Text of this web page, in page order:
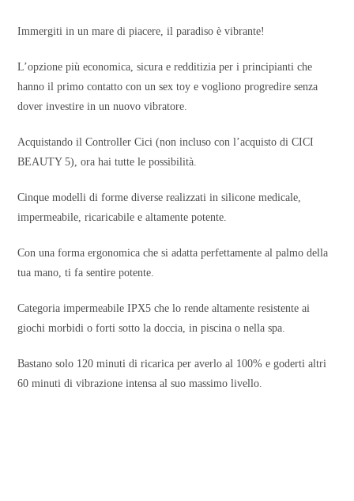
Immergiti in un mare di piacere, il paradiso è vibrante!
L’opzione più economica, sicura e redditizia per i principianti che
hanno il primo contatto con un sex toy e vogliono progredire senza
dover investire in un nuovo vibratore.
Acquistando il Controller Cici (non incluso con l’acquisto di CICI
BEAUTY 5), ora hai tutte le possibilità.
Cinque modelli di forme diverse realizzati in silicone medicale,
impermeabile, ricaricabile e altamente potente.
Con una forma ergonomica che si adatta perfettamente al palmo della
tua mano, ti fa sentire potente.
Categoria impermeabile IPX5 che lo rende altamente resistente ai
giochi morbidi o forti sotto la doccia, in piscina o nella spa.
Bastano solo 120 minuti di ricarica per averlo al 100% e goderti altri
60 minuti di vibrazione intensa al suo massimo livello.